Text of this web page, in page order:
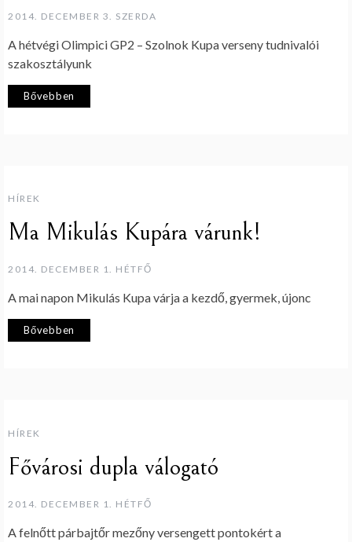
2014. DECEMBER 3. SZERDA
A hétvégi Olimpici GP2 – Szolnok Kupa verseny tudnivalói
szakosztályunk
Bővebben
HÍREK
Ma Mikulás Kupára várunk!
2014. DECEMBER 1. HÉTFŐ
A mai napon Mikulás Kupa várja a kezdő, gyermek, újonc
Bővebben
HÍREK
Fővárosi dupla válogató
2014. DECEMBER 1. HÉTFŐ
A felnőtt párbajtőr mezőny versengett pontokért a